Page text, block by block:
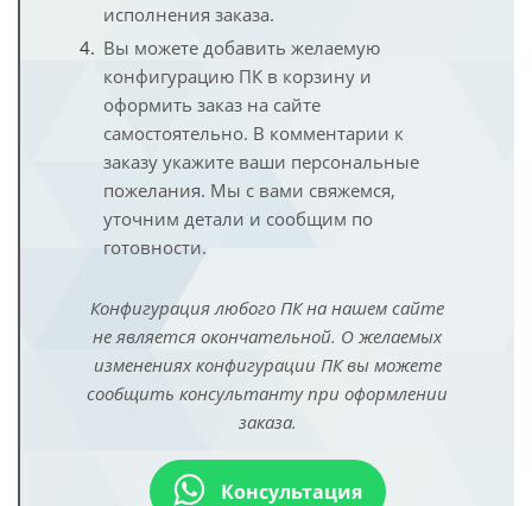
исполнения заказа.
Вы можете добавить желаемую
конфигурацию ПК в корзину и
оформить заказ на сайте
самостоятельно. В комментарии к
заказу укажите ваши персональные
пожелания. Мы с вами свяжемся,
уточним детали и сообщим по
готовности.
Конфигурация любого ПК на нашем сайте
не является окончательной. О желаемых
изменениях конфигурации ПК вы можете
сообщить консультанту при оформлении
заказа.
Консультация